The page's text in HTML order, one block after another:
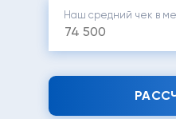
Наш средний чек в